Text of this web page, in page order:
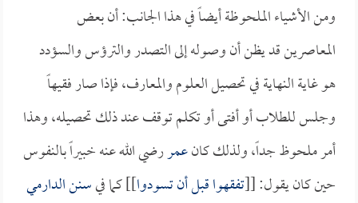
ومن الأشياء الملحوظة أيضاً في هذا الجانب: أن بعض
المعاصرين قد يظن أن وصوله إلى التصدر والترؤس والسؤدد
هو غاية النهاية في تحصيل العلوم والمعارف، فإذا صار فقيهاً
وجلس للطلاب أو أفتى أو تكلم توقف عند ذلك تحصيله، وهذا
أمر ملحوظ جداً، ولذلك كانعمررضي الله عنه خبيراً بالنفوس
حين كان يقول: [[تفقهوا قبل أن تسودوا]] كما فيسنن الدارمي